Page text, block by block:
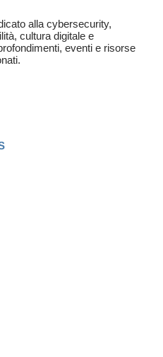
alla cybersecurity,
cultura digitale e
eventi e risorse